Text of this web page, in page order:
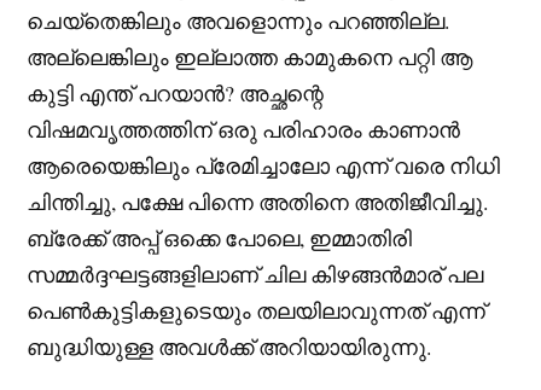
ചെയ്തെങ്കിലും അവളൊന്നും പറഞ്ഞില്ല.
അല്ലെങ്കിലും ഇല്ലാത്ത കാമുകനെ പറ്റി ആ
കുട്ടി എന്ത് പറയാൻ? അച്ഛന്റെ
വിഷമവൃത്തത്തിന് ഒരു പരിഹാരം കാണാൻ
ആരെയെങ്കിലും പ്രേമിച്ചാലോ എന്ന് വരെ നിധി
ചിന്തിച്ചു, പക്ഷേ പിന്നെ അതിനെ അതിജീവിച്ചു.
ബ്രേക്ക് അപ്പ് ഒക്കെ പോലെ, ഇമ്മാതിരി
സമ്മർദ്ദഘട്ടങ്ങളിലാണ് ചില കിഴങ്ങൻമാര് പല
പെൺകുട്ടികളുടെയും തലയിലാവുന്നത് എന്ന്
ബുദ്ധിയുള്ള അവൾക്ക് അറിയായിരുന്നു.